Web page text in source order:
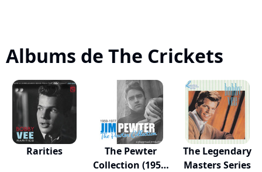
Albums de The Crickets
Rarities
The Pewter
Collection (1959-
The Legendary
Masters Series